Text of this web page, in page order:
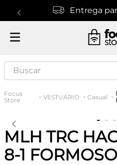
Entrega
Buscar
VESTUÁRIO Casual
MLH TRC
8-1 FORMOSO